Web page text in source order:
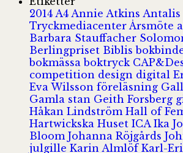
2014 A4 Annie Atkins Antalis
Tryckmediacenter Årsmöte
Barbara Stauffacher
Berlingpriset Biblis
bokmässaboktryck
competition design digital
Eva Wilsson föreläsning
Gamla stan Geith Forsberg
Håkan Lindström Hall of
Hartwickska Huset ICA Ika
Bloom Johanna Röjgårds
julgille Karin Almlöf Karl-